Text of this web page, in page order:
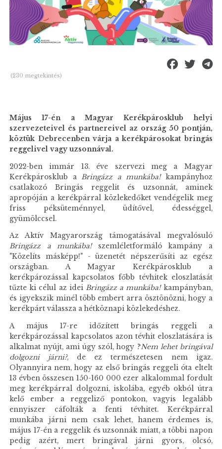
(230 megtekintés)
Május 17-én a Magyar Kerékpárosklub helyi
szervezeteivel és partnereivel az ország 50 pontján,
köztük Debrecenben várja a kerékpárosokat bringás
reggelivel vagy uzsonnával.
2022-ben immár 13. éve szervezi meg a Magyar
Kerékpárosklub aBringázz a munkába!kampányhoz
csatlakozó Bringás reggelit és uzsonnát, aminek
apropóján a kerékpárral közlekedőket vendégelik meg
friss péksüteménnyel, üdítővel, édességgel,
gyümölccsel.
Az Aktív Magyarország támogatásával megvalósuló
Bringázz a munkába!szemléletformáló kampány a
"Közelíts másképp!" - üzenetét népszerűsíti az egész
országban. A Magyar Kerékpárosklub a
kerékpározással kapcsolatos főbb tévhitek eloszlatását
tűzte ki célul az ideiBringázz a munkába!kampányban,
és igyekszik minél több embert arra ösztönözni, hogy a
kerékpárt válassza a hétköznapi közlekedéshez.
A május 17-re időzített bringás reggeli a
kerékpározással kapcsolatos azon tévhit eloszlatására is
alkalmat nyújt, ami úgy szól, hogy ?Nem lehet bringával
dolgozni járni?, de ez természetesen nem igaz.
Olyannyira nem, hogy az első bringás reggeli óta eltelt
13 évben összesen 150-160 000 ezer alkalommal fordult
meg kerékpárral dolgozni, iskolába, egyéb okból útra
kelő ember a reggeliző pontokon, vagyis legalább
ennyiszer cáfolták a fenti tévhitet. Kerékpárral
munkába járni nem csak lehet, hanem érdemes is,
május 17-én a reggelik és uzsonnák miatt, a többi napon
pedig azért, mert bringával járni gyors, olcsó,